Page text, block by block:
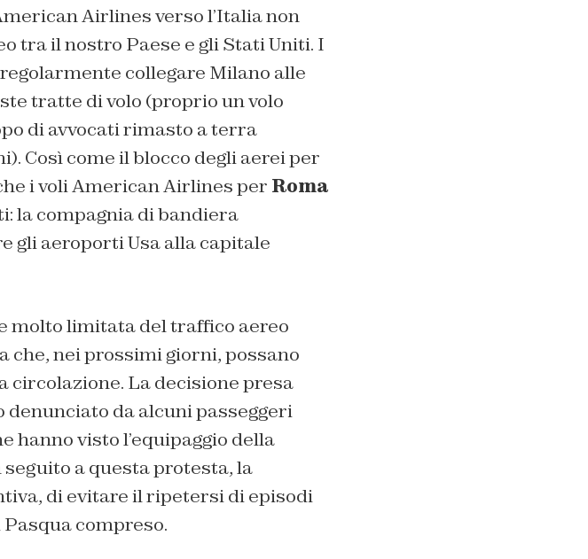
Airlines verso l’Italia non
tra il nostro Paese e gli Stati Uniti. I
collegare Milano alle
tratte di volo (proprio un volo
di avvocati rimasto a terra
Così come il blocco degli aerei per
i voli American Airlines per Roma
la compagnia di bandiera
gli aeroporti Usa alla capitale
molto limitata del traffico aereo
che, nei prossimi giorni, possano
circolazione. La decisione presa
denunciato da alcuni passeggeri
hanno visto l’equipaggio della
a questa protesta, la
di evitare il ripetersi di episodi
compreso.